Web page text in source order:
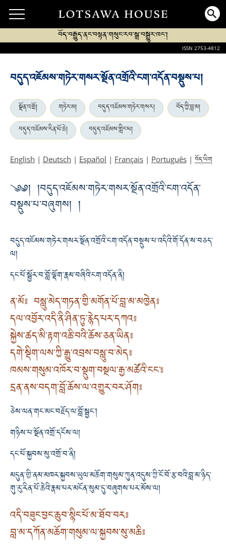
བོད་བརྒྱུད་ནང་བསྟན་གསུང་རབ་སྒྲ་བསྒྱུར་ཁང་།
ISSN 2753-4812
བདུད་འཇོམས་གཏེར་གསར་སྔོན་འགྲོའི་ངག་འདོན་བསྡུས་པ།
སྔོན་འགྲོ། གཏེར་མ། བདུད་འཇོམས་གཏེར་གསར།
བོད་ཀྱི་བླ་མ།
བདུད་འཇོམས་རིན་པོ་ཆེ།
བདུད་འཇོམས་གླིང་པ།
English | Deutsch | Español | Français | Português | བོད་ཡིག
༄༅། །བདུད་འཇོམས་གཏེར་གསར་སྔོན་འགྲོའི་ངག་འདོན་
བསྡུས་པ་བཞུགས། །
བདུད་འཇོམས་གཏེར་གསར་སྔོན་འགྲོའི་ངག་འདོན་བསྡུས་པ་འདིའི་གོ་དོན་ས་བཅད་
ལ།
དང་པོ་སྦྱོར་བ་བློ་ལྡོག་རྣམ་བཞིའི་ངག་འདོན་ནི།
ན་མོ༔ བསླུ་མེད་གཏན་གྱི་མགོན་པོ་བླ་མ་མཁྱེན༔
དལ་འབྱོར་འདི་ནི་ཤིན་ཏུ་རྙེད་པར་དཀའ༔
སྐྱེས་ཚད་མི་རྟག་འཆི་བའི་ཆོས་ཅན་ཡིན༔
དགེ་སྡིག་ལས་ཀྱི་རྒྱུ་འབྲས་བསླུ་བ་མེད༔
ཁམས་གསུམ་འཁོར་བ་སྡུག་བསྔལ་རྒྱ་མཚོའི་ངང་༔
དྲན་ནས་བདག་བློ་ཆོས་ལ་འགྱུར་བར་ཤོག༔
ཅེས་ལན་གང་མང་བརྗོད་ལ་བློ་སྦྱང་།
གཉིས་པ་སྔོན་འགྲོ་དངོས་ལ།
དང་པོ་སྐྱབས་སུ་འགྲོ་བ་ནི།
མདུན་གྱི་ནམ་མཁར་སྐྱབས་ཡུལ་མཆོག་གསུམ་ཀུན་འདུས་ཀྱི་ངོ་བོ་རྩ་བའི་བླ་མ་ཉིད་
གུ་རུ་རིན་པོ་ཆེའི་རྣམ་པར་མངོན་སུམ་དུ་བཞུགས་པར་མོས་ལ།
འདི་བཟུང་བྱང་ཆུབ་སྙིང་པོ་མ་ཐོབ་བར༔
བླ་མ་དཀོན་མཆོག་གསུམ་ལ་སྐྱབས་སུ་མཆི༔